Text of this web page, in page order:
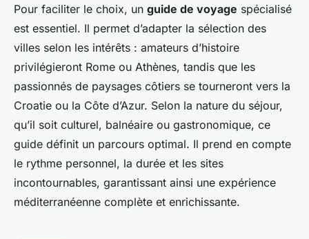
Pour faciliter le choix, un guide de voyage spécialisé
est essentiel. Il permet d’adapter la sélection des
villes selon les intérêts : amateurs d’histoire
privilégieront Rome ou Athènes, tandis que les
passionnés de paysages côtiers se tourneront vers la
Croatie ou la Côte d’Azur. Selon la nature du séjour,
qu’il soit culturel, balnéaire ou gastronomique, ce
guide définit un parcours optimal. Il prend en compte
le rythme personnel, la durée et les sites
incontournables, garantissant ainsi une expérience
méditerranéenne complète et enrichissante.